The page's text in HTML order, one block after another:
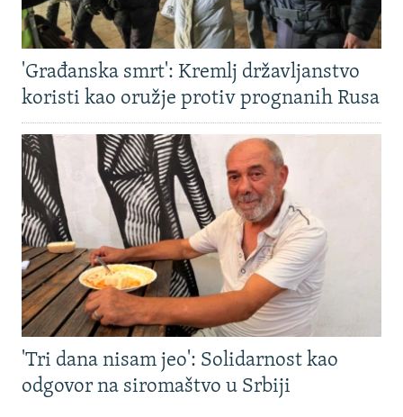
'Građanska smrt': Kremlj državljanstvo
koristi kao oružje protiv prognanih Rusa
'Tri dana nisam jeo': Solidarnost kao
odgovor na siromaštvo u Srbiji